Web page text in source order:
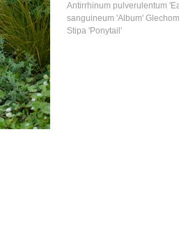
Antirrhinum pulverulentum
sanguineum 'Album'
Stipa 'Ponytail'